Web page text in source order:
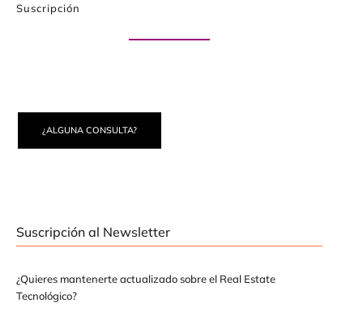
Suscripción
¿ALGUNA CONSULTA?
Suscripción al Newsletter
¿Quieres mantenerte actualizado sobre el Real Estate
Tecnológico?